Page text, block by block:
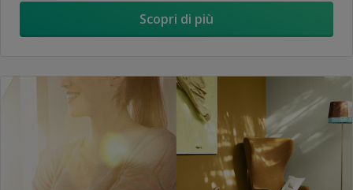
Scopri di più